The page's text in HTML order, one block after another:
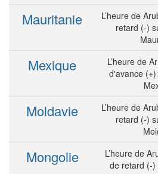
Mauritanie L’heure de
retard (-)
Mexique L’heure de
d'avance (+)
Moldavie L’heure de
retard (-)
Mongolie L’heure de
de retard (-)